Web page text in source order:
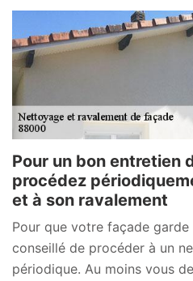
Pour un bon entretien
procédez
et à son ravalement
Pour que votre façade
conseillé de procéder à un
périodique. Au moins vous